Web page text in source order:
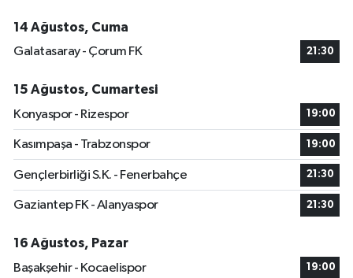
14 Ağustos, Cuma
Galatasaray - Çorum FK
21:30
15 Ağustos, Cumartesi
Konyaspor - Rizespor
19:00
Kasımpaşa - Trabzonspor 19:00
Gençlerbirliği S.K. - Fenerbahçe 21:30
Gaziantep FK - Alanyaspor 21:30
16 Ağustos, Pazar
Başakşehir - Kocaelispor
19:00